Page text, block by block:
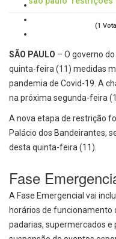
(1
SÃO PAULO – O governo
quinta-feira (11) medidas
pandemia de Covid-19. A
na próxima segunda-feira
A nova etapa de restrição
Palácio dos Bandeirantes,
desta quinta-feira (11).
Fase
A Fase Emergencial vai
horários de funcionamento
padarias, supermercados e